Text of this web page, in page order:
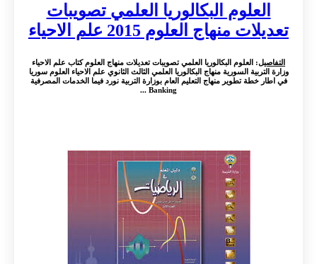
العلوم البكالوريا العلمي تصويبات
تعديلات منهاج العلوم 2015 علم الاحياء
التفاصيل: العلوم البكالوريا العلمي تصويبات تعديلات منهاج العلوم كتاب علم الاحياء
وزارة التربية السورية منهاج البكالوريا العلمي الثالث الثانوي علم الاحياء العلوم سوريا
في اطار خطة تطوير منهاج التعليم العام بوزارة التربية نورد فيما الخدمات المصرفية
Banking ...